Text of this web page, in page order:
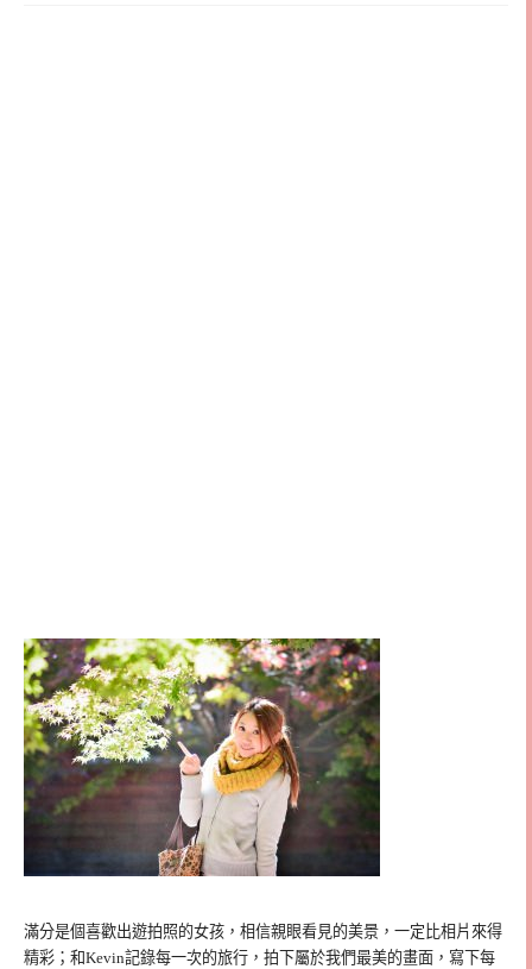
滿分是個喜歡出遊拍照的女孩，相信親眼看見的美景，一定比相片來得
精彩；和Kevin記錄每一次的旅行，拍下屬於我們最美的畫面，寫下每